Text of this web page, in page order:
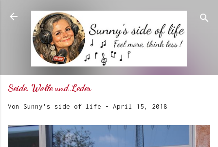
Direkt zum Hauptbereich
Seide, Wolle und Leder
Von Sunny's side of life - April 15, 2018